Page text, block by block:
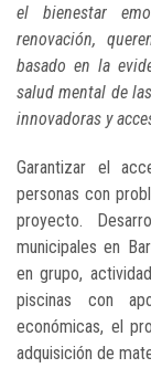
el bienestar
renovación,
basado en la
salud mental de
innovadoras y
Garantizar el
personas con
proyecto.
municipales en
en grupo,
piscinas con
económicas, el
adquisición de